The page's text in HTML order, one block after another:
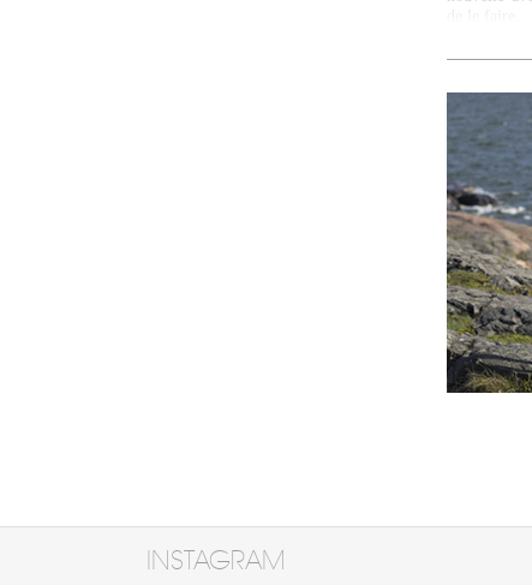
INSTAGRAM